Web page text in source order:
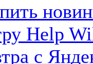
Help
с